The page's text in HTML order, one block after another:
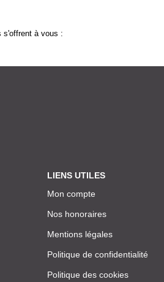
s'offrent à vous :
LIENS UTILES
Mon compte
Nos honoraires
Mentions légales
Politique de confidentialité
Politique des cookies